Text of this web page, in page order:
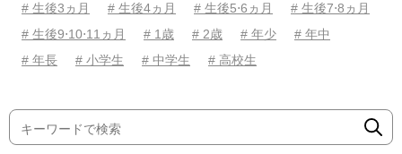
# 生後3ヵ月
# 生後4ヵ月 # 生後5⋅6ヵ月
# 生後7⋅8ヵ月
# 生後9⋅10⋅11ヵ月
# 1歳 # 2歳 # 年少
# 年中
# 年長
# 小学生 # 中学生 # 高校生